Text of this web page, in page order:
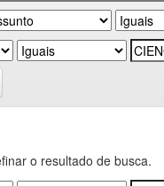
o resultado de busca.